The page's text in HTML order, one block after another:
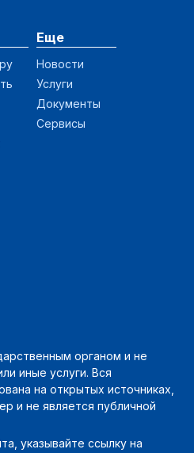
Еще
Новости
Услуги
Документы
Сервисы
органом и не
иные услуги. Вся
на открытых источниках,
и не является публичной
указывайте ссылку на